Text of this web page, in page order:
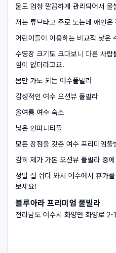
물도 엄청 깔끔하게 관리되어서
저는 튜브타고 주로 노는데 애인
어린이들이 이용하는 비교적 낮은
수영장 크기도 크다보니 다른 사
낌이 없더라고요.
몸만 가도 되는 여수풀빌라
감성적인 여수 오션뷰 풀빌라
올여름 여수 숙소
넓은 인피니티풀
모든 장점을 갖춘 여수 프리미엄
감히 제가 가본 오션뷰 풀빌라 중
정말 잘 쉬다 와서 여수에서 휴가
보세요!
블루아라 프리미엄 풀빌라
전라남도 여수시 화양면 화양로 2-